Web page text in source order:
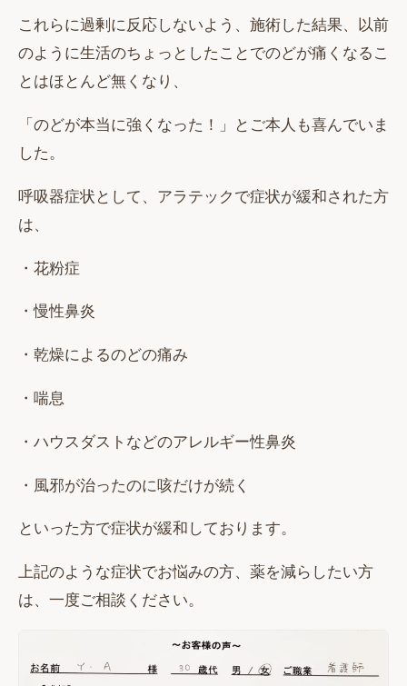
これらに過剰に反応しないよう、施術した結果、以前
のように生活のちょっとしたことでのどが痛くなるこ
とはほとんど無くなり、
「のどが本当に強くなった！」とご本人も喜んでいま
した。
呼吸器症状として、アラテックで症状が緩和された方
は、
・花粉症
・慢性鼻炎
・乾燥によるのどの痛み
・喘息
・ハウスダストなどのアレルギー性鼻炎
・風邪が治ったのに咳だけが続く
といった方で症状が緩和しております。
上記のような症状でお悩みの方、薬を減らしたい方
は、一度ご相談ください。